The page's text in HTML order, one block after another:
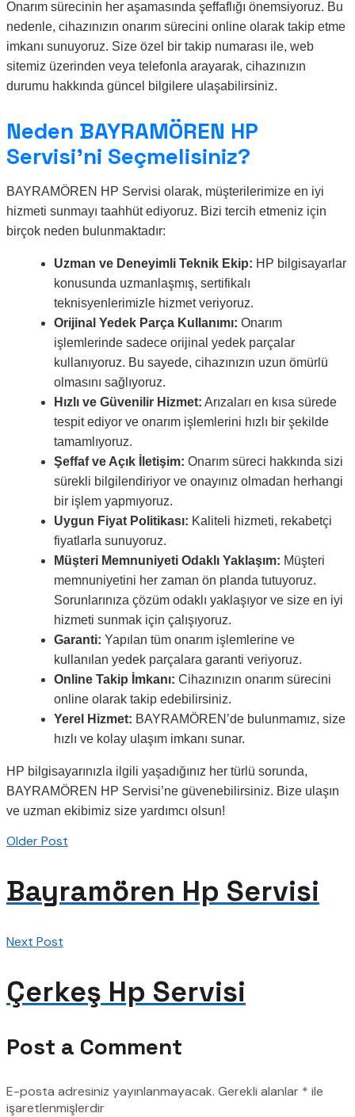
Onarım sürecinin her aşamasında şeffaflığı önemsiyoruz. Bu
nedenle, cihazınızın onarım sürecini online olarak takip etme
imkanı sunuyoruz. Size özel bir takip numarası ile, web
sitemiz üzerinden veya telefonla arayarak, cihazınızın
durumu hakkında güncel bilgilere ulaşabilirsiniz.
Neden BAYRAMÖREN HP
Servisi’ni Seçmelisiniz?
BAYRAMÖREN HP Servisi olarak, müşterilerimize en iyi
hizmeti sunmayı taahhüt ediyoruz. Bizi tercih etmeniz için
birçok neden bulunmaktadır:
Uzman ve Deneyimli Teknik Ekip: HP bilgisayarlar
konusunda uzmanlaşmış, sertifikalı
teknisyenlerimizle hizmet veriyoruz.
Orijinal Yedek Parça Kullanımı: Onarım
işlemlerinde sadece orijinal yedek parçalar
kullanıyoruz. Bu sayede, cihazınızın uzun ömürlü
olmasını sağlıyoruz.
Hızlı ve Güvenilir Hizmet: Arızaları en kısa sürede
tespit ediyor ve onarım işlemlerini hızlı bir şekilde
tamamlıyoruz.
Şeffaf ve Açık İletişim: Onarım süreci hakkında sizi
sürekli bilgilendiriyor ve onayınız olmadan herhangi
bir işlem yapmıyoruz.
Uygun Fiyat Politikası: Kaliteli hizmeti, rekabetçi
fiyatlarla sunuyoruz.
Müşteri Memnuniyeti Odaklı Yaklaşım: Müşteri
memnuniyetini her zaman ön planda tutuyoruz.
Sorunlarınıza çözüm odaklı yaklaşıyor ve size en iyi
hizmeti sunmak için çalışıyoruz.
Garanti: Yapılan tüm onarım işlemlerine ve
kullanılan yedek parçalara garanti veriyoruz.
Online Takip İmkanı: Cihazınızın onarım sürecini
online olarak takip edebilirsiniz.
Yerel Hizmet: BAYRAMÖREN’de bulunmamız, size
hızlı ve kolay ulaşım imkanı sunar.
HP bilgisayarınızla ilgili yaşadığınız her türlü sorunda,
BAYRAMÖREN HP Servisi’ne güvenebilirsiniz. Bize ulaşın
ve uzman ekibimiz size yardımcı olsun!
Older Post
Bayramören Hp Servisi
Next Post
Çerkeş Hp Servisi
Post a Comment
E-posta adresiniz yayınlanmayacak. Gerekli alanlar * ile
işaretlenmişlerdir